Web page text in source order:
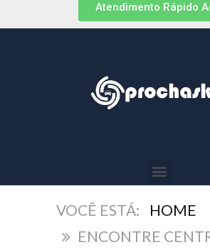
Atendimento Rápido
HOME
ENCONTRE